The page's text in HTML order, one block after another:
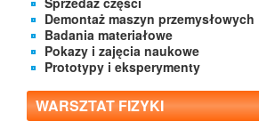
Demontaż maszyn przemysłowych
Badania materiałowe
Pokazy i zajęcia naukowe
Prototypy i eksperymenty
WARSZTAT FIZYKI